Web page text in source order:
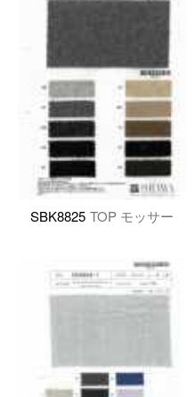
SBK8825 TOP モッサー